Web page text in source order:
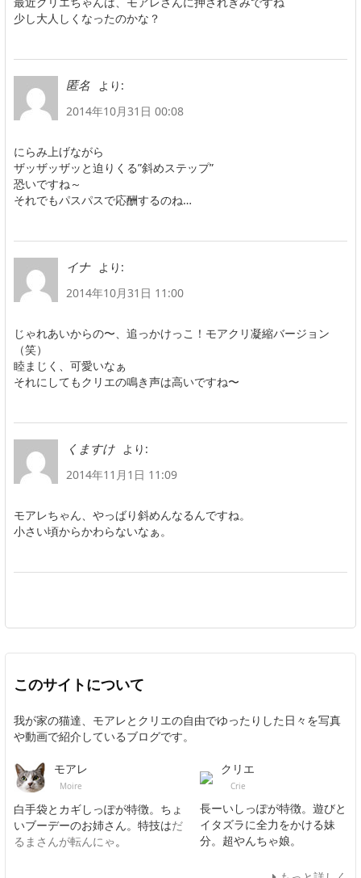
少し大人しくなったのかな？
匿名
より:
2014年10月31日 00:08
にらみ上げながら
ザッザッザッと迫りくる”斜めステップ”
恐いですね～
それでもパスパスで応酬するのね…
イナ
より:
2014年10月31日 11:00
じゃれあいからの〜、追っかけっこ！モアクリ凝縮バージョン
（笑）
睦まじく、可愛いなぁ
それにしてもクリエの鳴き声は高いですね〜
くますけ
より:
2014年11月1日 11:09
モアレちゃん、やっばり斜めんなるんですね。
小さい頃からかわらないなぁ。
このサイトについて
我が家の猫達、モアレとクリエの自由でゆったりした日々を写真
や動画で紹介しているブログです。
モアレ
Moire
白手袋とカギしっぽが特徴。ちょ
いブーデーのお姉さん。特技はだ
るまさんが転んにゃ。
クリエ
Crie
長ーいしっぽが特徴。遊びと
イタズラに全力をかける妹
分。超やんちゃ娘。